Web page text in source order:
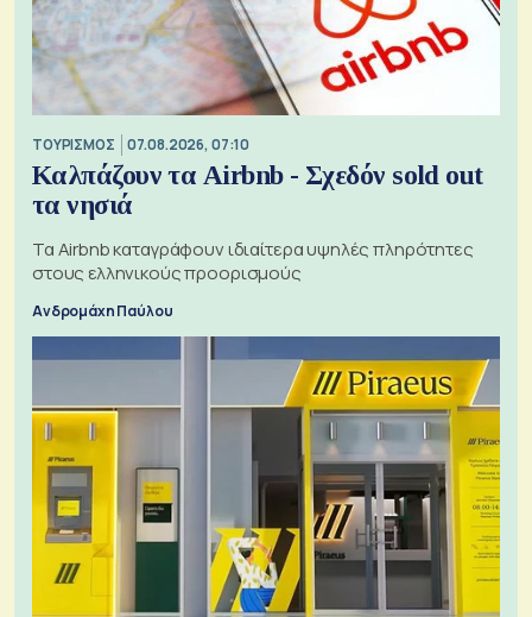
ΤΟΥΡΙΣΜΟΣ 07.08.2026, 07:10
Καλπάζουν τα Airbnb - Σχεδόν sold out
τα νησιά
Τα Airbnb καταγράφουν ιδιαίτερα υψηλές πληρότητες
στους ελληνικούς προορισμούς
Ανδρομάχη Παύλου